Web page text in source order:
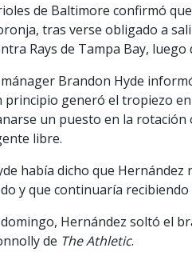
de Baltimore confirmó
tras verse obligado a
Rays de Tampa Bay,
mánager Brandon Hyde
principio generó el tropiezo
un puesto en la
libre.
había dicho que
y que continuaría
domingo, Hernández soltó el
de The Athletic.